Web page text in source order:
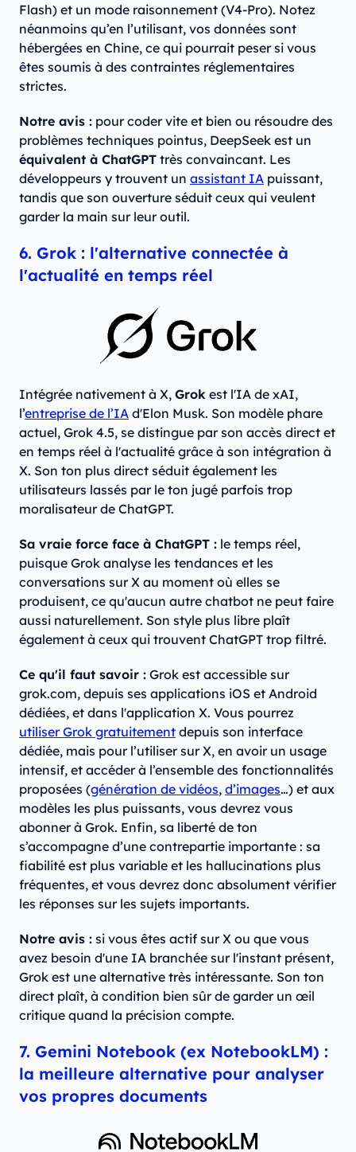
Flash) et un mode raisonnement (V4-Pro). Notez
néanmoins qu’en l’utilisant, vos données sont
hébergées en Chine, ce qui pourrait peser si vous
êtes soumis à des contraintes réglementaires
strictes.
Notre avis : pour coder vite et bien ou résoudre des
problèmes techniques pointus, DeepSeek est un
équivalent à ChatGPT très convaincant. Les
développeurs y trouvent un assistant IA puissant,
tandis que son ouverture séduit ceux qui veulent
garder la main sur leur outil.
6. Grok : l'alternative connectée à
l'actualité en temps réel
Intégrée nativement à X, Grok est l'IA de xAI,
l’entreprise de l’IA d'Elon Musk. Son modèle phare
actuel, Grok 4.5, se distingue par son accès direct et
en temps réel à l'actualité grâce à son intégration à
X. Son ton plus direct séduit également les
utilisateurs lassés par le ton jugé parfois trop
moralisateur de ChatGPT.
Sa vraie force face à ChatGPT : le temps réel,
puisque Grok analyse les tendances et les
conversations sur X au moment où elles se
produisent, ce qu'aucun autre chatbot ne peut faire
aussi naturellement. Son style plus libre plaît
également à ceux qui trouvent ChatGPT trop filtré.
Ce qu'il faut savoir : Grok est accessible sur
grok.com, depuis ses applications iOS et Android
dédiées, et dans l'application X. Vous pourrez
utiliser Grok gratuitement depuis son interface
dédiée, mais pour l’utiliser sur X, en avoir un usage
intensif, et accéder à l’ensemble des fonctionnalités
proposées (génération de vidéos, d’images…) et aux
modèles les plus puissants, vous devrez vous
abonner à Grok. Enfin, sa liberté de ton
s’accompagne d’une contrepartie importante : sa
fiabilité est plus variable et les hallucinations plus
fréquentes, et vous devrez donc absolument vérifier
les réponses sur les sujets importants.
Notre avis : si vous êtes actif sur X ou que vous
avez besoin d'une IA branchée sur l'instant présent,
Grok est une alternative très intéressante. Son ton
direct plaît, à condition bien sûr de garder un œil
critique quand la précision compte.
7. Gemini Notebook (ex NotebookLM) :
la meilleure alternative pour analyser
vos propres documents